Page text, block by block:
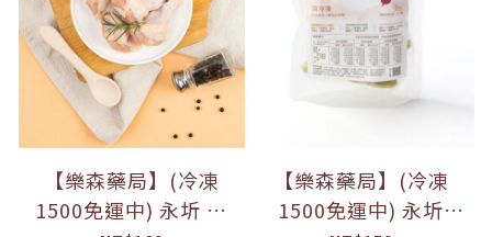
【樂森藥局】(冷凍
1500免運中) 永圻 翅
【樂森藥局】(冷凍
1500免運中) 永圻